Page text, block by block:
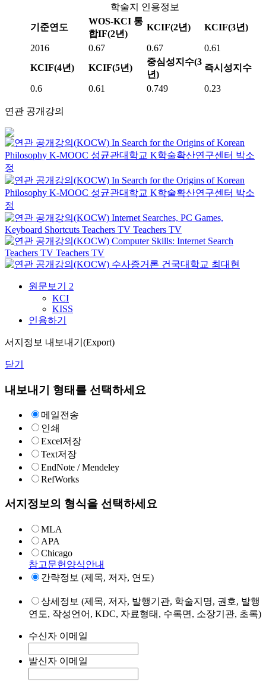
학술지 인용정보
기준연도
WOS-KCI 통
합IF(2년)
KCIF(2년) KCIF(3년)
2016 0.67 0.67
0.61
KCIF(4년)
KCIF(5년)
중심성지수(3
년)
즉시성지수
0.6 0.61 0.749 0.23
연관 공개강의
In Search for the Origins of Korean
Philosophy K-MOOC 성균관대학교 K학술확산연구센터 박소
정
In Search for the Origins of Korean
Philosophy K-MOOC 성균관대학교 K학술확산연구센터 박소
정
Internet Searches, PC Games,
Keyboard Shortcuts Teachers TV Teachers TV
Computer Skills: Internet Search
Teachers TV Teachers TV
수사증거론 건국대학교 최대현
원문보기 2
KCI
KISS
인용하기
서지정보 내보내기(Export)
닫기
내보내기 형태를 선택하세요
메일전송
인쇄
Excel저장
Text저장
EndNote / Mendeley
RefWorks
서지정보의 형식을 선택하세요
MLA
APA
Chicago
참고문헌양식안내
간략정보 (제목, 저자, 연도)
상세정보 (제목, 저자, 발행기관, 학술지명, 권호, 발행
연도, 작성언어, KDC, 자료형태, 수록면, 소장기관, 초록)
수신자 이메일
발신자 이메일